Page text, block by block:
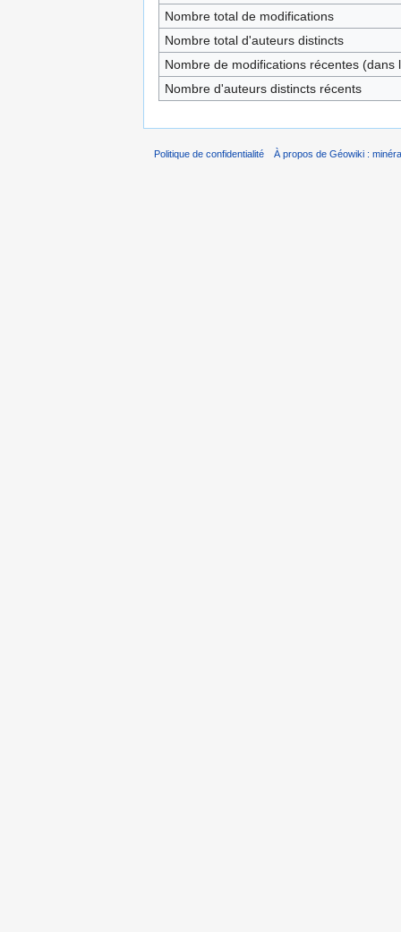
Nombre total de modifications
Nombre total d'auteurs distincts
Nombre de modifications récentes (dans
Nombre d'auteurs distincts récents
Politique de confidentialité À propos de Géowiki :